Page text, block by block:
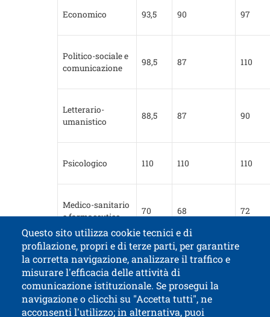
Economico 93,5 90 97
Politico-sociale e
comunicazione
98,5 87 110
Letterario-
umanistico
88,5 87 90
Psicologico 110 110 110
Medico-sanitario
e farmaceutico
70 68 72
Contatti
Titolo contatti
Questo sito utilizza cookie tecnici e di
profilazione, propri e di terze parti, per garantire
la corretta navigazione, analizzare il traffico e
misurare l'efficacia delle attività di
comunicazione istituzionale. Se prosegui la
navigazione o clicchi su "Accetta tutti", ne
acconsenti l'utilizzo; in alternativa, puoi
Università di Trento
via Calepina, 14 - I-38122 Trento
P.IVA-C.F. 003​40520220